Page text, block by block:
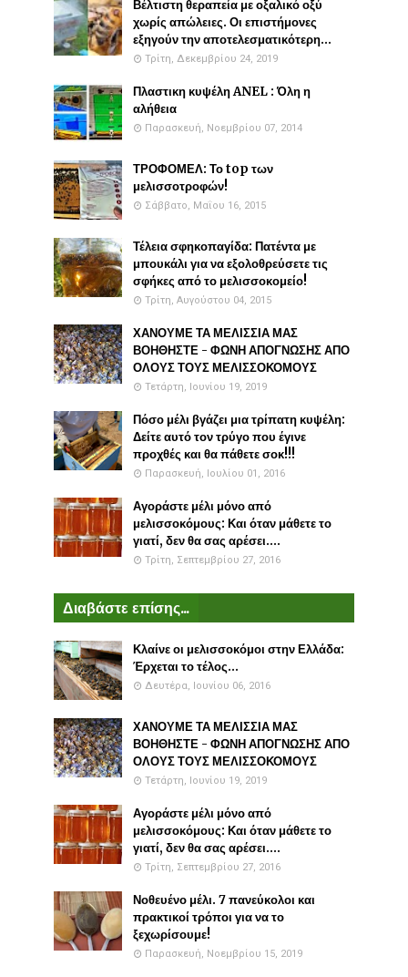
Βέλτιστη θεραπεία με οξαλικό οξύ
χωρίς απώλειες. Οι επιστήμονες
εξηγούν την αποτελεσματικότερη...
Τρίτη, Δεκεμβρίου 24, 2019
Πλαστικη κυψέλη ANEL : Όλη η
αλήθεια
Παρασκευή, Νοεμβρίου 07, 2014
ΤΡΟΦΟΜΕΛ: Το top των
μελισσοτροφών!
Σάββατο, Μαΐου 16, 2015
Τέλεια σφηκοπαγίδα: Πατέντα με
μπουκάλι για να εξολοθρεύσετε τις
σφήκες από το μελισσοκομείο!
Τρίτη, Αυγούστου 04, 2015
ΧΑΝΟΥΜΕ ΤΑ ΜΕΛΙΣΣΙΑ ΜΑΣ
ΒΟΗΘΗΣΤΕ - ΦΩΝΗ ΑΠΟΓΝΩΣΗΣ ΑΠΟ
ΟΛΟΥΣ ΤΟΥΣ ΜΕΛΙΣΣΟΚΟΜΟΥΣ
Τετάρτη, Ιουνίου 19, 2019
Πόσο μέλι βγάζει μια τρίπατη κυψέλη:
Δείτε αυτό τον τρύγο που έγινε
προχθές και θα πάθετε σοκ!!!
Παρασκευή, Ιουλίου 01, 2016
Αγοράστε μέλι μόνο από
μελισσοκόμους: Και όταν μάθετε το
γιατί, δεν θα σας αρέσει....
Τρίτη, Σεπτεμβρίου 27, 2016
Διαβάστε επίσης...
Κλαίνε οι μελισσοκόμοι στην Ελλάδα:
Έρχεται το τέλος...
Δευτέρα, Ιουνίου 06, 2016
ΧΑΝΟΥΜΕ ΤΑ ΜΕΛΙΣΣΙΑ ΜΑΣ
ΒΟΗΘΗΣΤΕ - ΦΩΝΗ ΑΠΟΓΝΩΣΗΣ ΑΠΟ
ΟΛΟΥΣ ΤΟΥΣ ΜΕΛΙΣΣΟΚΟΜΟΥΣ
Τετάρτη, Ιουνίου 19, 2019
Αγοράστε μέλι μόνο από
μελισσοκόμους: Και όταν μάθετε το
γιατί, δεν θα σας αρέσει....
Τρίτη, Σεπτεμβρίου 27, 2016
Νοθευένο μέλι. 7 πανεύκολοι και
πρακτικοί τρόποι για να το
ξεχωρίσουμε!
Παρασκευή, Νοεμβρίου 15, 2019